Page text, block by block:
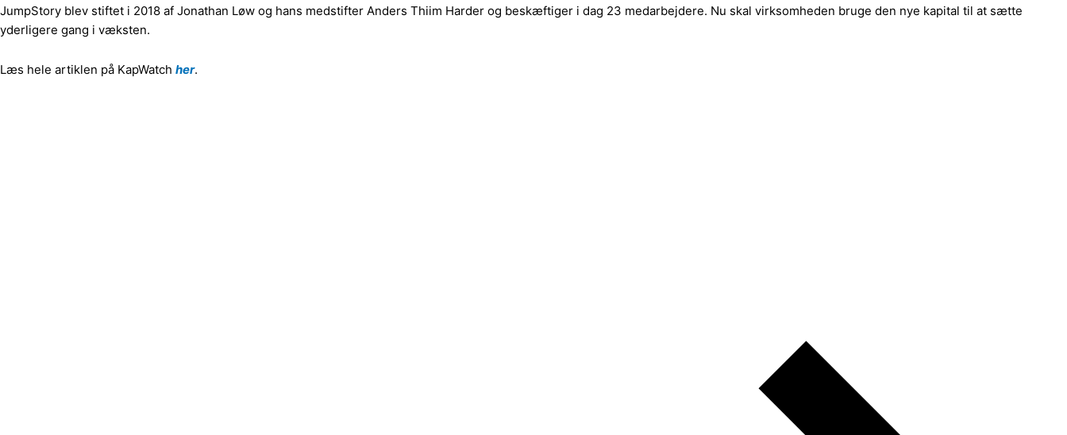
JumpStory blev stiftet i 2018 af Jonathan Løw og hans medstifter Anders Thiim Harder og beskæftiger i dag 23 medarbejdere. Nu skal virksomheden bruge den nye kapital til at sætte
yderligere gang i væksten.
Læs hele artiklen på KapWatch her.